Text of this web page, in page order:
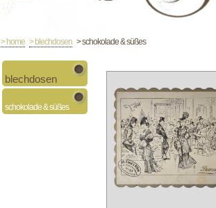
> home > blechdosen > schokolade & süßes
blechdosen
schokolade & süßes